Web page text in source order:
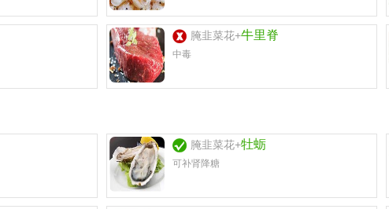
腌韭菜花+牛里脊
中毒
腌韭菜花+牡蛎
可补肾降糖